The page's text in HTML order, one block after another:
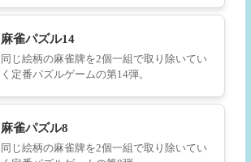
麻雀パズル14
同じ絵柄の麻雀牌を2個一組で取り除いてい
く定番パズルゲームの第14弾。
麻雀パズル8
同じ絵柄の麻雀牌を2個一組で取り除いてい